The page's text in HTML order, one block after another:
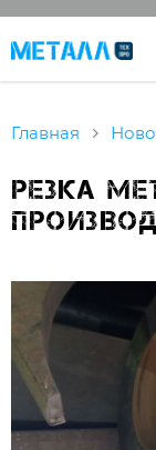
Главная
Резка